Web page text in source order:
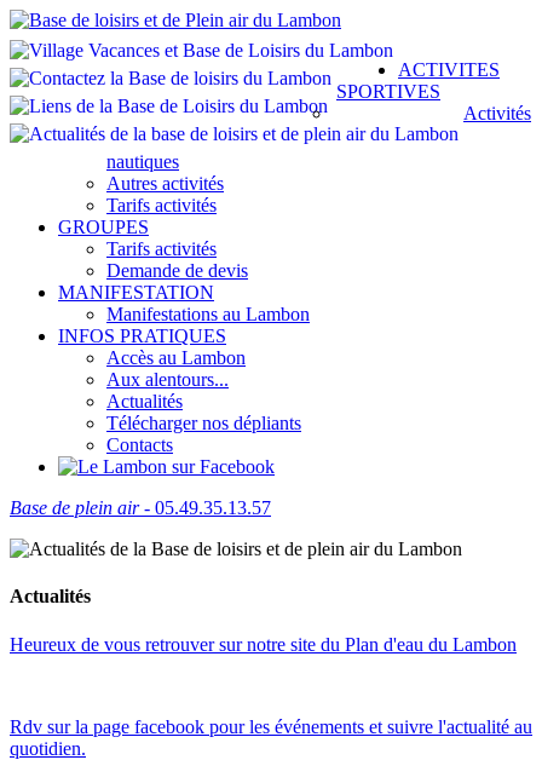
ACTIVITES
SPORTIVES
Activités
nautiques
Autres activités
Tarifs activités
GROUPES
Tarifs activités
Demande de devis
MANIFESTATION
Manifestations au Lambon
INFOS PRATIQUES
Accès au Lambon
Aux alentours...
Actualités
Télécharger nos dépliants
Contacts
Base de plein air- 05.49.35.13.57
Actualités
Heureux de vous retrouver sur notre site du Plan d'eau du Lambon
Rdv sur la page facebook pour les événements et suivre l'actualité au
quotidien.